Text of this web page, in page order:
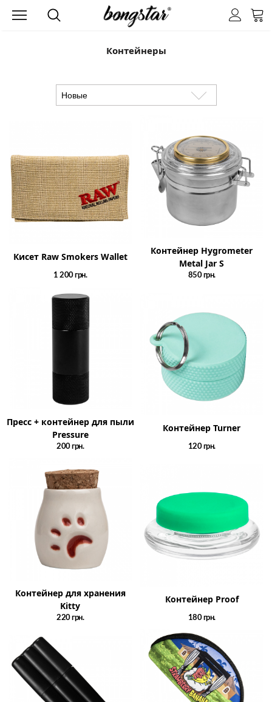
Контейнеры
Кисет Raw Smokers Wallet
1 200грн.
Контейнер Hygrometer
Metal Jar S
850грн.
Пресс + контейнер для пыли
Pressure
200грн.
Контейнер Turner
120грн.
Контейнер для хранения
Kitty
220грн.
Контейнер Proof
180грн.